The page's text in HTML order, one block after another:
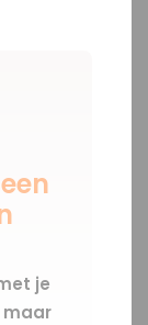
je
maar